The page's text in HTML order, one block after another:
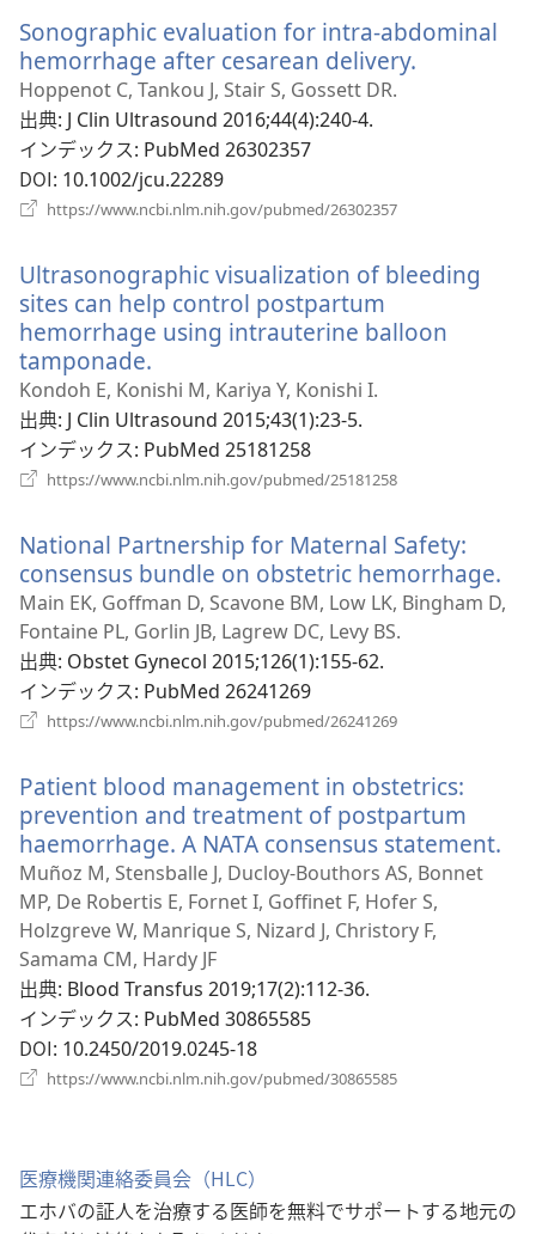
タ
ブ
で
開
く）
Sonographic evaluation for intra-abdominal
hemorrhage after cesarean delivery.
く）
Hoppenot C, Tankou J, Stair S, Gossett DR.
出典‎: J Clin Ultrasound 2016;44(4):240-4.
インデックス‎: PubMed 26302357
DOI‎: 10.1002/jcu.22289
https://www.ncbi.nlm.nih.gov/pubmed/26302357
タ
で
開
Ultrasonographic visualization of bleeding
sites can help control postpartum
hemorrhage using intrauterine balloon
tamponade.
し
い
タ
ブ
開
く）
Kondoh E, Konishi M, Kariya Y, Konishi I.
出典‎: J Clin Ultrasound 2015;43(1):23-5.
インデックス‎: PubMed 25181258
https://www.ncbi.nlm.nih.gov/pubmed/25181258
タ
ブ
で
開
く）
National Partnership for Maternal Safety:
consensus bundle on obstetric hemorrhage.
し
Main EK, Goffman D, Scavone BM, Low LK, Bingham D,
Fontaine PL, Gorlin JB, Lagrew DC, Levy BS.
出典‎: Obstet Gynecol 2015;126(1):155-62.
インデックス‎: PubMed 26241269
https://www.ncbi.nlm.nih.gov/pubmed/26241269
タ
ブ
で
開
く）
Patient blood management in obstetrics:
prevention and treatment of postpartum
haemorrhage. A NATA consensus statement.
Muñoz M, Stensballe J, Ducloy-Bouthors AS, Bonnet
MP, De Robertis E, Fornet I, Goffinet F, Hofer S,
Holzgreve W, Manrique S, Nizard J, Christory F,
Samama CM, Hardy JF
出典‎: Blood Transfus 2019;17(2):112-36.
インデックス‎: PubMed 30865585
DOI‎: 10.2450/2019.0245-18
https://www.ncbi.nlm.nih.gov/pubmed/30865585
開
医療機関連絡委員会（HLC）
エホバの証人を治療する医師を無料でサポートする地元の